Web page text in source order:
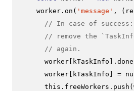
    worker.
on ( 'message' , (
// In case of
// remove the
// again.
      worker[kTaskInfo].
done
      worker[kTaskInfo] =
this . freeWorkers . push